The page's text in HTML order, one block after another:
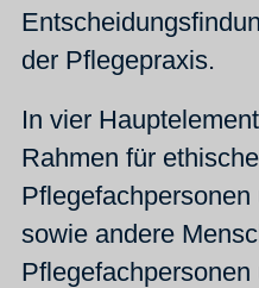
der Pflegepraxis.
In vier
Rahmen für
sowie andere
Pflegefachpersonen